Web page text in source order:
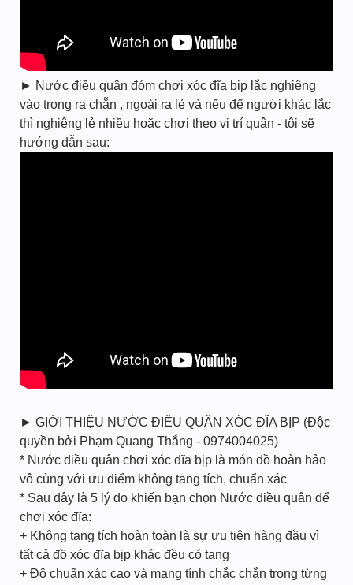
► Nước điều quân đóm chơi xóc đĩa bịp lắc nghiêng
vào trong ra chẵn , ngoài ra lẻ và nếu để người khác lắc
thì nghiêng lẻ nhiều hoặc chơi theo vị trí quân - tôi sẽ
hướng dẫn sau:
► GIỚI THIỆU NƯỚC ĐIỀU QUÂN XÓC ĐĨA BỊP (Độc
quyền bởi Phạm Quang Thắng - 0974004025)
* Nước điều quân chơi xóc đĩa bịp là món đồ hoàn hảo
vô cùng với ưu điểm không tang tích, chuẩn xác
* Sau đây là 5 lý do khiến bạn chọn Nước điều quân để
chơi xóc đĩa:
+ Không tang tích hoàn toàn là sự ưu tiên hàng đầu vì
tất cả đồ xóc đĩa bịp khác đều có tang
+ Độ chuẩn xác cao và mang tính chắc chắn trong từng